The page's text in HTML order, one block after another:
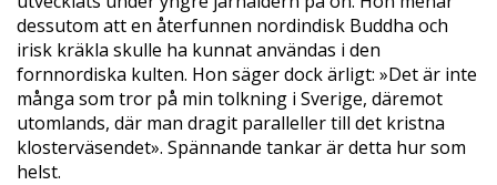
dessutom att en återfunnen nordindisk Buddha och
irisk kräkla skulle ha kunnat användas i den
fornnordiska kulten. Hon säger dock ärligt: »Det är inte
många som tror på min tolkning i Sverige, däremot
utomlands, där man dragit paralleller till det kristna
klosterväsendet». Spännande tankar är detta hur som
helst.